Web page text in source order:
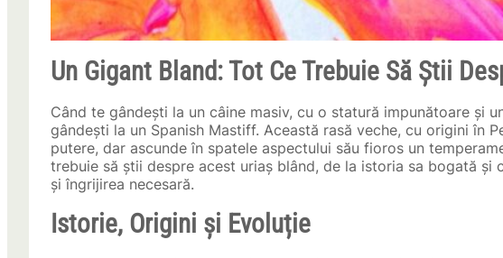
Un Gigant Bland: Tot Ce Trebuie Să Știi
Când te gândești la un câine masiv, cu o statură impunătoare și
gândești la un Spanish Mastiff. Această rasă veche, cu origini în
putere, dar ascunde în spatele aspectului său fioros un
trebuie să știi despre acest uriaș blând, de la istoria sa bogată și
și îngrijirea necesară.
Istorie, Origini și Evoluție